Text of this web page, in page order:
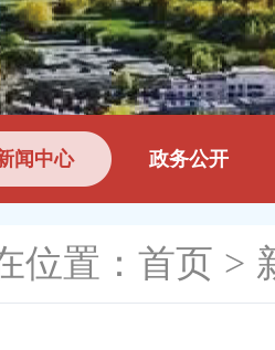
闻中心 政务公开
位置： 首页 >